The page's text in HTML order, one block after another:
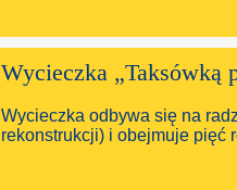
Wycieczka „Taksówką
Wycieczka odbywa się na
rekonstrukcji) i obejmuje pięć